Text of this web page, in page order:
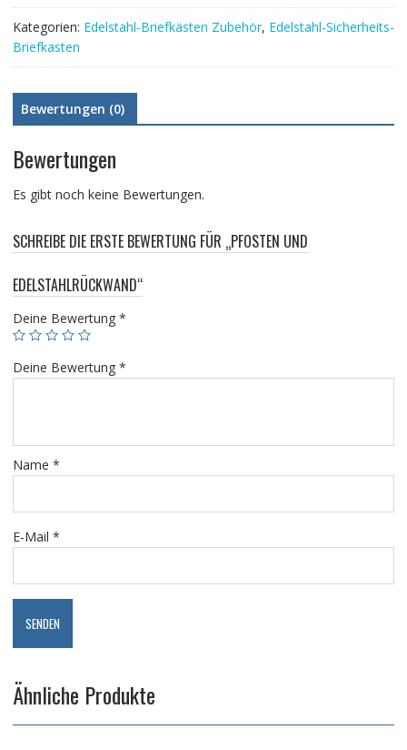
Kategorien: Edelstahl-Briefkästen Zubehör, Edelstahl-Sicherheits-
Briefkasten
Bewertungen (0)
Bewertungen
Es gibt noch keine Bewertungen.
SCHREIBE DIE ERSTE BEWERTUNG FÜR „PFOSTEN UND
EDELSTAHLRÜCKWAND“
Deine Bewertung *
Deine Bewertung *
Name *
E-Mail *
Ähnliche Produkte